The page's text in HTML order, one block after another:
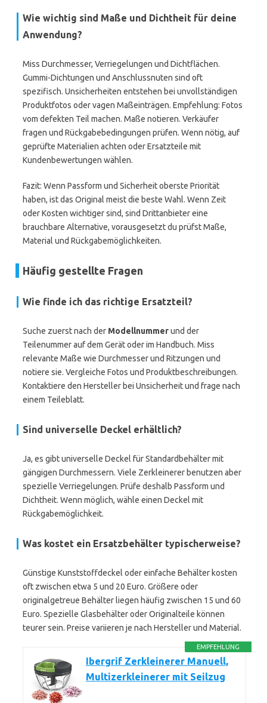
Wie wichtig sind Maße und Dichtheit für deine
Anwendung?
Miss Durchmesser, Verriegelungen und Dichtflächen.
Gummi-Dichtungen und Anschlussnuten sind oft
spezifisch. Unsicherheiten entstehen bei unvollständigen
Produktfotos oder vagen Maßeinträgen. Empfehlung: Fotos
vom defekten Teil machen. Maße notieren. Verkäufer
fragen und Rückgabebedingungen prüfen. Wenn nötig, auf
geprüfte Materialien achten oder Ersatzteile mit
Kundenbewertungen wählen.
Fazit: Wenn Passform und Sicherheit oberste Priorität
haben, ist das Original meist die beste Wahl. Wenn Zeit
oder Kosten wichtiger sind, sind Drittanbieter eine
brauchbare Alternative, vorausgesetzt du prüfst Maße,
Material und Rückgabemöglichkeiten.
Häufig gestellte Fragen
Wie finde ich das richtige Ersatzteil?
Suche zuerst nach der Modellnummerund der
Teilenummer auf dem Gerät oder im Handbuch. Miss
relevante Maße wie Durchmesser und Ritzungen und
notiere sie. Vergleiche Fotos und Produktbeschreibungen.
Kontaktiere den Hersteller bei Unsicherheit und frage nach
einem Teileblatt.
Sind universelle Deckel erhältlich?
Ja, es gibt universelle Deckel für Standardbehälter mit
gängigen Durchmessern. Viele Zerkleinerer benutzen aber
spezielle Verriegelungen. Prüfe deshalb Passform und
Dichtheit. Wenn möglich, wähle einen Deckel mit
Rückgabemöglichkeit.
Was kostet ein Ersatzbehälter typischerweise?
Günstige Kunststoffdeckel oder einfache Behälter kosten
oft zwischen etwa 5 und 20 Euro. Größere oder
originalgetreue Behälter liegen häufig zwischen 15 und 60
Euro. Spezielle Glasbehälter oder Originalteile können
teurer sein. Preise variieren je nach Hersteller und Material.
EMPFEHLUNG
Ibergrif Zerkleinerer Manuell,
Multizerkleinerer mit Seilzug